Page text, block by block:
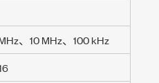
、 10 MHz、 100 kHz